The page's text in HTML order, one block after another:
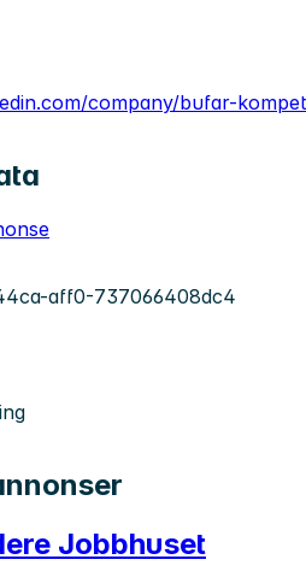
company/bufar-
aff0-737066408dc4
Jobbhuset